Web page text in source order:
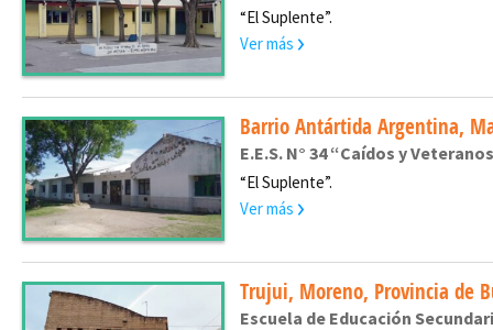
“El Suplente”.
Ver más
Barrio Antártida Argentina,
E.E.S. N° 34 “Caídos y
“El Suplente”.
Ver más
Trujui, Moreno, Provincia de
Escuela de Educación